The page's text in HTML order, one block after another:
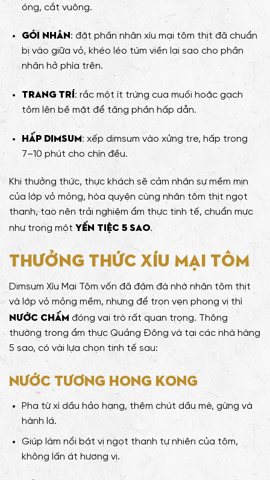
óng, cắt vuông.
Gói nhân: đặt phần nhân xíu mại tôm thịt đã chuẩn
bị vào giữa vỏ, khéo léo túm viền lại sao cho phần
nhân hở phía trên.
Trang trí: rắc một ít trứng cua muối hoặc gạch
tôm lên bề mặt để tăng phần hấp dẫn.
Hấp dimsum: xếp dimsum vào xửng tre, hấp trong
7–10 phút cho chín đều.
Khi thưởng thức, thực khách sẽ cảm nhận sự mềm mịn
của lớp vỏ mỏng, hòa quyện cùng nhân tôm thịt ngọt
thanh, tạo nên trải nghiệm ẩm thực tinh tế, chuẩn mực
như trong một yến tiệc 5 sao.
Thưởng thức Xíu Mại Tôm
Dimsum Xíu Mại Tôm vốn đã đậm đà nhờ nhân tôm thịt
và lớp vỏ mỏng mềm, nhưng để trọn vẹn phong vị thì
nước chấm đóng vai trò rất quan trọng. Thông
thường trong ẩm thực Quảng Đông và tại các nhà hàng
5 sao, có vài lựa chọn tinh tế sau:
Nước tương Hong Kong
Pha từ xì dầu hảo hạng, thêm chút dầu mè, gừng và
hành lá.
Giúp làm nổi bật vị ngọt thanh tự nhiên của tôm,
không lấn át hương vị.